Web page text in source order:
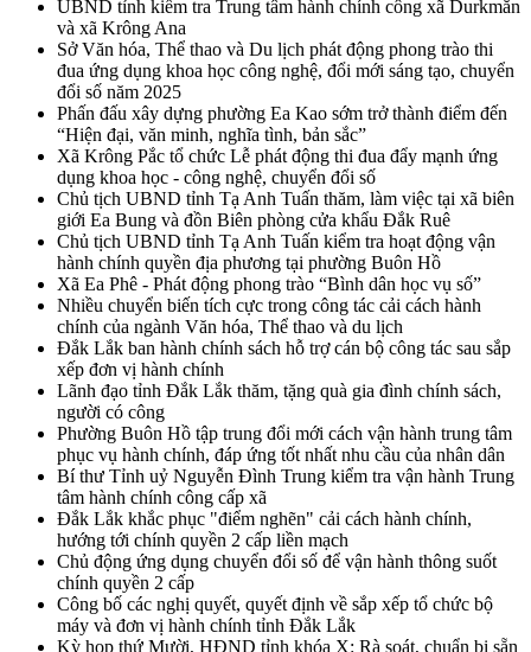
UBND tỉnh kiểm tra Trung tâm hành chính công xã Durkmăn
và xã Krông Ana
Sở Văn hóa, Thể thao và Du lịch phát động phong trào thi
đua ứng dụng khoa học công nghệ, đổi mới sáng tạo, chuyển
đổi số năm 2025
Phấn đấu xây dựng phường Ea Kao sớm trở thành điểm đến
“Hiện đại, văn minh, nghĩa tình, bản sắc”
Xã Krông Pắc tổ chức Lễ phát động thi đua đẩy mạnh ứng
dụng khoa học - công nghệ, chuyển đổi số
Chủ tịch UBND tỉnh Tạ Anh Tuấn thăm, làm việc tại xã biên
giới Ea Bung và đồn Biên phòng cửa khẩu Đắk Ruê
Chủ tịch UBND tỉnh Tạ Anh Tuấn kiểm tra hoạt động vận
hành chính quyền địa phương tại phường Buôn Hồ
Xã Ea Phê - Phát động phong trào “Bình dân học vụ số”
Nhiều chuyển biến tích cực trong công tác cải cách hành
chính của ngành Văn hóa, Thể thao và du lịch
Đắk Lắk ban hành chính sách hỗ trợ cán bộ công tác sau sắp
xếp đơn vị hành chính
Lãnh đạo tỉnh Đắk Lắk thăm, tặng quà gia đình chính sách,
người có công
Phường Buôn Hồ tập trung đổi mới cách vận hành trung tâm
phục vụ hành chính, đáp ứng tốt nhất nhu cầu của nhân dân
Bí thư Tỉnh uỷ Nguyễn Đình Trung kiểm tra vận hành Trung
tâm hành chính công cấp xã
Đắk Lắk khắc phục "điểm nghẽn" cải cách hành chính,
hướng tới chính quyền 2 cấp liền mạch
Chủ động ứng dụng chuyển đổi số để vận hành thông suốt
chính quyền 2 cấp
Công bố các nghị quyết, quyết định về sắp xếp tổ chức bộ
máy và đơn vị hành chính tỉnh Đắk Lắk
Kỳ họp thứ Mười, HĐND tỉnh khóa X: Rà soát, chuẩn bị sẵn